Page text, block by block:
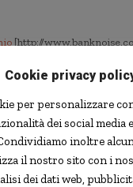
[http://
Cookie privacy
per personalizzare
dei social media
inoltre
il nostro sito con i
dei dati web,